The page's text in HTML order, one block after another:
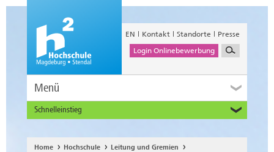
EN Kontakt Standorte
Presse
Login Onlinebewerbung
Menü
Schnelleinstieg
Alumni
Home Hochschule Leitung und Gremien